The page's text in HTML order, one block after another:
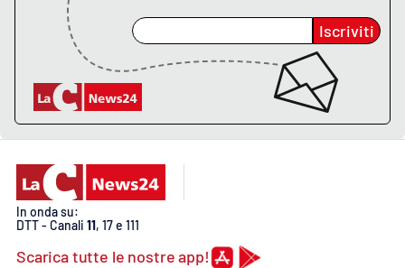
Eventi
Storie
LAC
NETWORK
Lacplay.it
Iscriviti
In onda su:
DTT - Canali 11, 17 e 111
Scarica tutte le nostre app!